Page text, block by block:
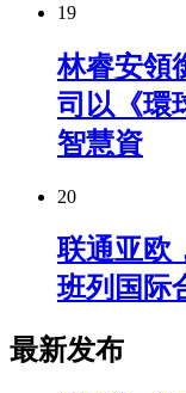
19
林睿安領
司以《環
智慧資
20
联通亚
班列国际
最新发布